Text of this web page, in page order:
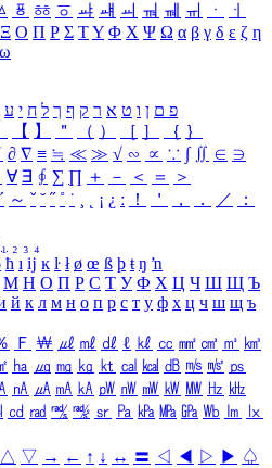
ㆄ ㆅ ㆆ ㆇ ㆈ ㆉ ㆊ ㆋ ㆌ ㆍ
ㆎ
Ξ Ο Π Ρ Σ ΤΥ Φ Χ Ψ Ω α β γ δ ε ζ η
ω
פ ם ן ו ט א ר ק ף ך ל ח י ע
【 】 ＂ （ ） ［ ］ ｛ ｝
∂ ∇ ≡ ≒ ≪ ≫ √ ∽ ∝ ∵ ∫ ∬ ∈ ∋
∀ ∃ ∮ ∑ ∏ ＋ － ＜ ＝
＞
´ ～ ˇ ˘ ˝ ˚ ˙ ¸ ¡ ¿ ː ！ ＇ ， ． ／
：
₁ ₂ ₃ ₄
ħ ı ĳ ĸ ŀ ł ø œ ß þ ŧ ŋ ŉ
М Н О П Р С Т У Ф Х Ц Ч Ш Щ Ъ
й к л м н о п р с т у ф х ц ч ш щ ъ
Ｆ ￦ ㎕ ㎖ ㎗ ℓ ㎘ ㏄ ㎣ ㎤ ㎥ ㎦
㏊ ㎍ ㎎ ㎏ ㏏ ㎈ ㎉ ㏈ ㎧ ㎨ ㎰
㎁ ㎂ ㎃ ㎄ ㎺ ㎻ ㎽ ㎾ ㎿ ㎐ ㎑
㏅ ㎭ ㎮ ㎯ ㏛ ㎩ ㎪ ㎫ ㎬ ㏝ ㏐
㏓
△ ▽ → ← ↑ ↓ ↔ 〓 ◁ ◀ ▷ ▶ ♤